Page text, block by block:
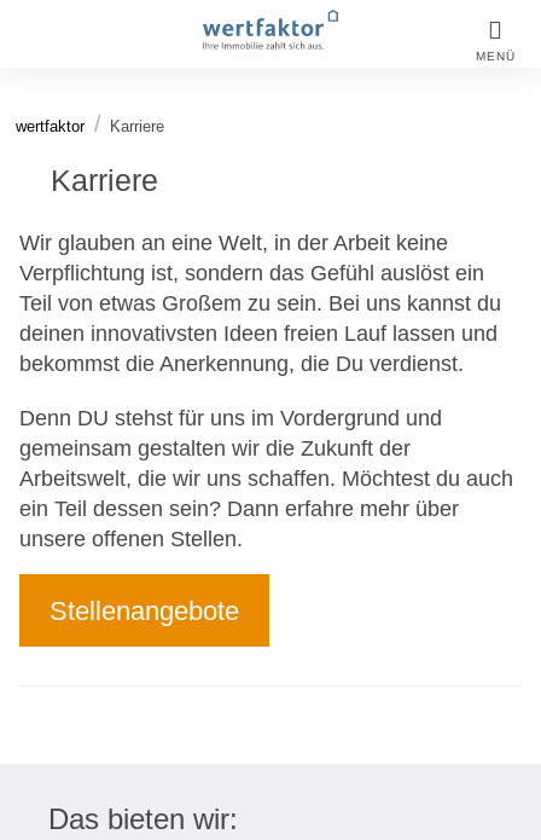
MENÜ
wertfaktor Karriere
Karriere
Wir glauben an eine Welt, in der Arbeit keine
Verpflichtung ist, sondern das Gefühl auslöst ein
Teil von etwas Großem zu sein. Bei uns kannst du
deinen innovativsten Ideen freien Lauf lassen und
bekommst die Anerkennung, die Du verdienst.
Denn DU stehst für uns im Vordergrund und
gemeinsam gestalten wir die Zukunft der
Arbeitswelt, die wir uns schaffen. Möchtest du auch
ein Teil dessen sein? Dann erfahre mehr über
unsere offenen Stellen.
Stellenangebote
Das bieten wir: